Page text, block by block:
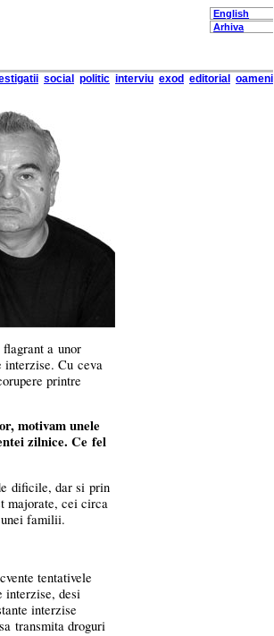
English
Arhiva
social politic interviu exod editorial oameni
a unor
interzise. Cu ceva
printre
motivam unele
zilnice. Ce fel
dificile, dar si prin
majorate, cei circa
unei familii.
tentativele
interzise, desi
interzise
transmita droguri